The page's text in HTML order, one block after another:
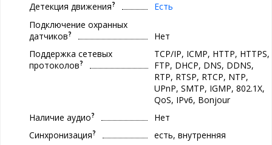
Детекция движения?
Есть
Подключение охранных
датчиков?
Нет
Поддержка сетевых
протоколов?
TCP/IP, ICMP, HTTP, HTTPS,
FTP, DHCP, DNS, DDNS,
RTP, RTSP, RTCP, NTP,
UPnP, SMTP, IGMP, 802.1X,
QoS, IPv6, Bonjour
Наличие аудио?
Нет
Синхронизация?
есть, внутренняя